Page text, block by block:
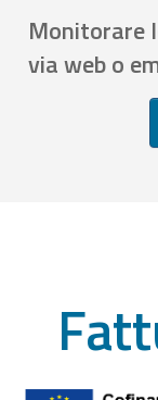
Monitorare
via web o